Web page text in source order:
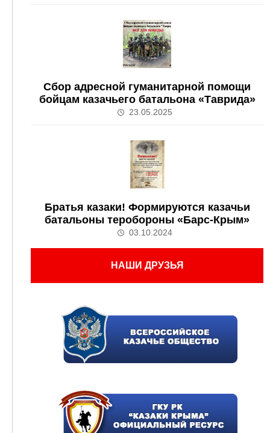
Сбор адресной гуманитарной помощи
бойцам казачьего батальона «Таврида»
23.05.2025
Братья казаки! Формируются казачьи
батальоны теробороны «Барс-Крым»
03.10.2024
НАШИ ДРУЗЬЯ